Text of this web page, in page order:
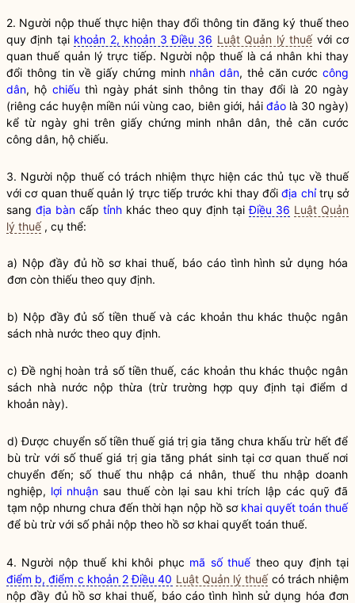
2. Người nộp thuế thực hiện thay đổi thông tin đăng ký thuế theo
quy định tại khoản 2, khoản 3 Điều 36 Luật Quản lý thuếvớicơ
quan thuế quản lý trực tiếp. Người nộp thuế là cá nhân khi thay
đổi thông tin về giấy chứng minh nhân dân, thẻ căn cước công
dân, hộ chiếu thì ngày phát sinh thông tin thay đổi là 20 ngày
(riêng các huyện miền núi vùng cao, biên giới, hải đảolà 30 ngày)
kể từ ngày ghi trên giấy chứng minh nhân dân, thẻ căn cước
công dân, hộ chiếu.
3. Người nộp thuế có trách nhiệm thực hiện các thủ tục về thuế
vớicơ quan thuế quản lý trực tiếp trước khi thay đổiđịa chỉtrụ sở
sang địa bàn cấp tỉnh khác theo quy định tạiĐiều 36 Luật Quản
lý thuế, cụ thể:
a) Nộp đầy đủ hồ sơ khai thuế, báo cáo tình hình sử dụng hóa
đơn còn thiếu theo quy định.
b) Nộp đầy đủ số tiền thuếvà các khoản thu khác thuộc ngân
sách nhà nước theo quy định.
c) Đề nghị hoàn trả số tiềnthuế, các khoản thu khác thuộc ngân
sách nhà nước nộp thừa (trừ trường hợp quy định tại điểm d
khoản này).
d) Được chuyển số tiền thuế giá trị gia tăng chưa khấu trừ hết để
bù trừ với số thuế giá trị gia tăng phát sinh tại cơ quan thuế nơi
chuyển đến; số thuế thu nhập cá nhân, thuế thu nhập doanh
nghiệp, lợi nhuận sau thuế còn lại sau khi trích lập các quỹ đã
tạm nộp nhưng chưa đến thời hạn nộp hồ sơ khai quyết toán thuế
để bù trừ với số phải nộp theo hồ sơ khai quyết toán thuế.
4. Người nộp thuế khi khôi phục mã số thuếtheo quy định tại
điểm b, điểm c khoản 2 Điều 40 Luật Quản lý thuếcó trách nhiệm
nộp đầy đủ hồ sơ khai thuế, báo cáo tình hình sử dụng hóa đơn